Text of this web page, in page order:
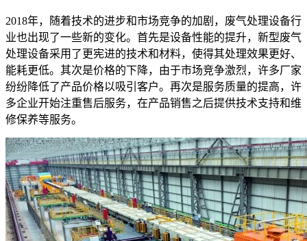
2018年，随着技术的进步和市场竞争的加剧，废气处理设备行
业也出现了一些新的变化。首先是设备性能的提升，新型废气
处理设备采用了更宪进的技术和材料，使得其处理效果更好、
能耗更低。其次是价格的下降，由于市场竞争激烈，许多厂家
纷纷降低了产品价格以吸引客户。再次是服务质量的提高，许
多企业开始注重售后服务，在产品销售之后提供技术支持和维
修保养等服务。